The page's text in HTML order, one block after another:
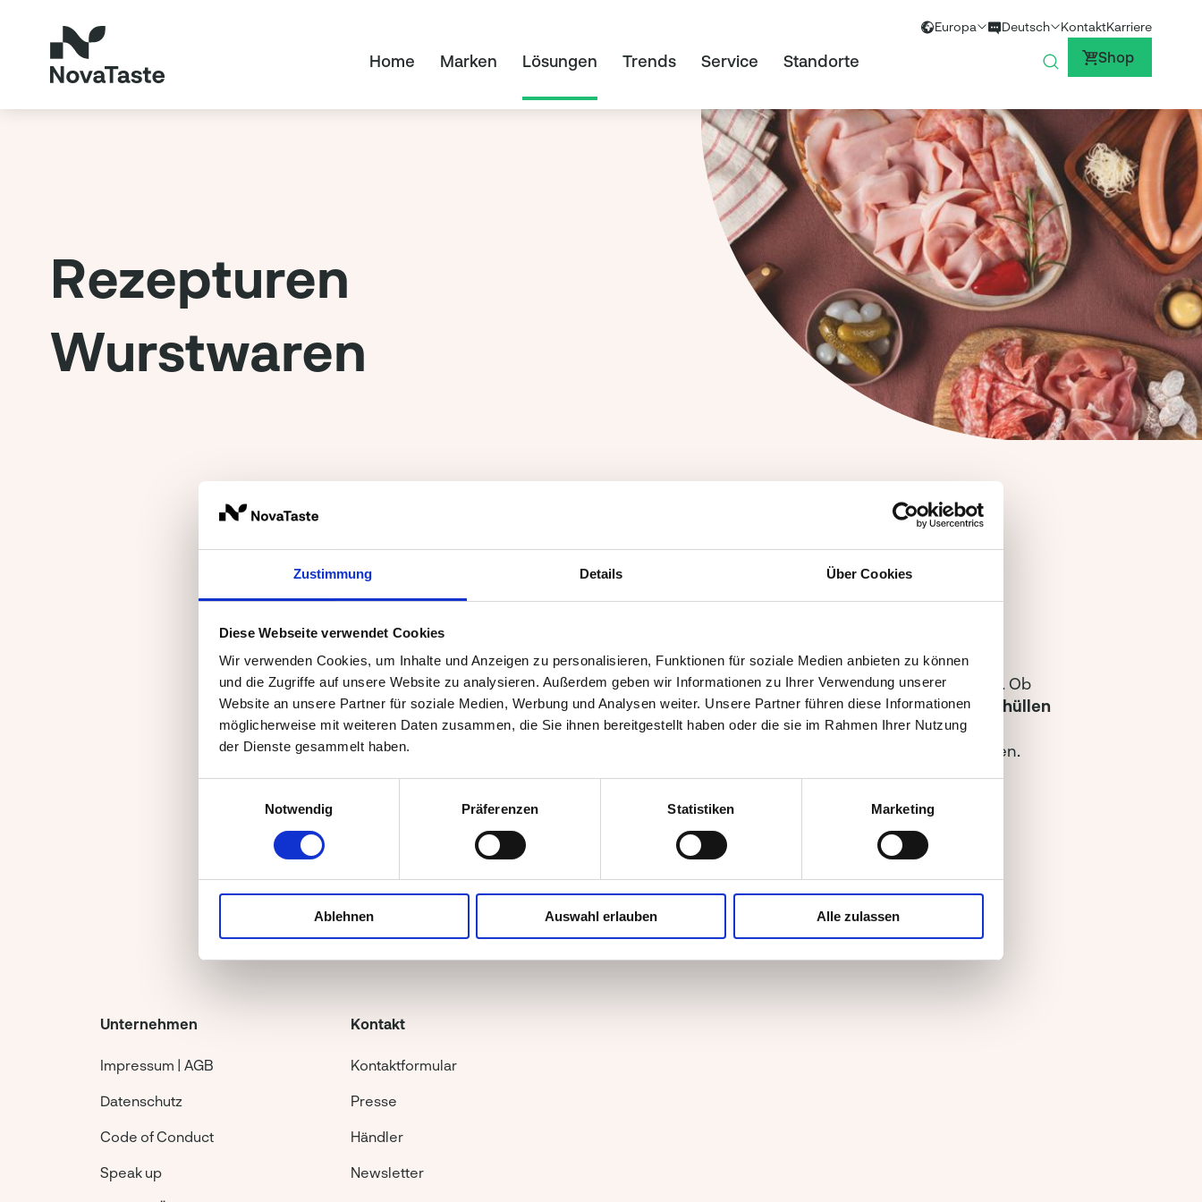
Zustimmung Details Über Cookies
Diese Webseite verwendet Cookies
Wir verwenden Cookies, um Inhalte und Anzeigen zu personalisieren, Funktionen für soziale Medien anbieten zu können
und die Zugriffe auf unsere Website zu analysieren. Außerdem geben wir Informationen zu Ihrer Verwendung unserer
Website an unsere Partner für soziale Medien, Werbung und Analysen weiter. Unsere Partner führen diese Informationen
möglicherweise mit weiteren Daten zusammen, die Sie ihnen bereitgestellt haben oder die sie im Rahmen Ihrer Nutzung
der Dienste gesammelt haben.
Notwendig
Präferenzen Statistiken Marketing
Ablehnen Auswahl erlauben Alle zulassen
Europa
KontaktKarriere
Home Marken Lösungen Trends Service Standorte Shop
Rezepturen
Wurstwaren
Schmackhafte
Wurstwaren
Wenn es um Wurstwaren geht, sind Sie bei uns richtig. Ob
Gewürzmischungen,Combis,WirkstoffeoderWursthüllen
in unserem Sortiment finden Sie alles was Sie für die
Herstellung von schmackhaften Wurstwaren benötigen.
Rezeptur Geflügelkäsekrainer
Rezeptur Stuttgarter Schinkenwurst
Rezeptur Wildsalami
Unternehmen
Impressum | AGB
Datenschutz
Code of Conduct
Speak up
Kontakt
Kontaktformular
Presse
Händler
Newsletter